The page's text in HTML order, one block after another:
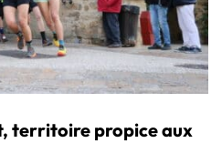
territoire propice aux